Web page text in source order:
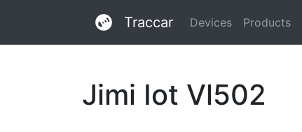
Traccar Devices Products
Jimi Iot Vl502